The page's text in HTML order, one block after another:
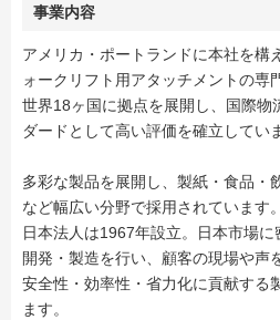
事業内容
アメリカ・ポートランドに本社を構
ォークリフト用アタッチメントの専
世界18ヶ国に拠点を展開し、国際物
ダードとして高い評価を確立してい
多彩な製品を展開し、製紙・食品・
など幅広い分野で採用されています。
日本法人は1967年設立。日本市場に
開発・製造を行い、顧客の現場や声
安全性・効率性・省力化に貢献する
ます。